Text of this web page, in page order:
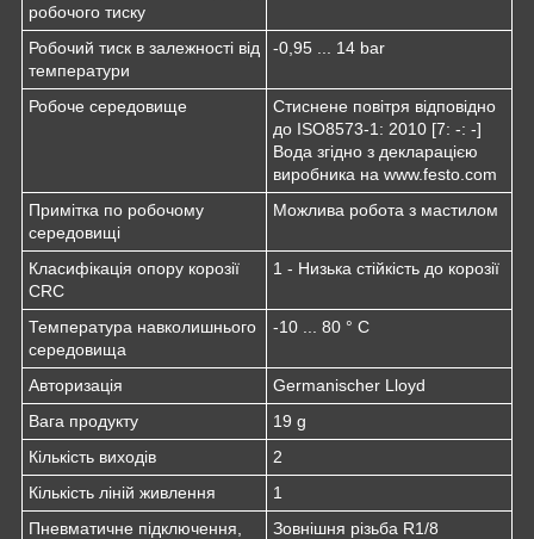
робочого тиску
Робочий тиск в залежності від
температури
-0,95 ... 14 bar
Робоче середовище
Стиснене повітря відповідно
до ISO8573-1: 2010 [7: -: -]
Вода згідно з декларацією
виробника на www.festo.com
Примітка по робочому
середовищі
Можлива робота з мастилом
Класифікація опору корозії
CRC
1 - Низька стійкість до корозії
Температура навколишнього
середовища
-10 ... 80 ° C
Авторизація
Germanischer Lloyd
Вага продукту
19 g
Кількість виходів
2
Кількість ліній живлення
1
Пневматичне підключення,
Зовнішня різьба R1/8